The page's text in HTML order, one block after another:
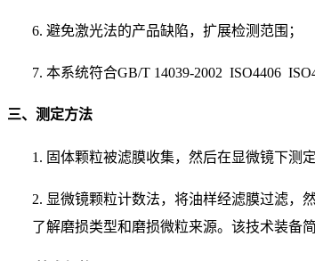
6. 避免激光法的产品缺陷，扩展检测范围；
7. 本系统符合GB/T 14039-2002 ISO4406
三、测定方法
1. 固体颗粒被滤膜收集，然后在显微镜下测
2. 显微镜颗粒计数法，将油样经滤膜过滤，
了解磨损类型和磨损微粒来源。该技术装备